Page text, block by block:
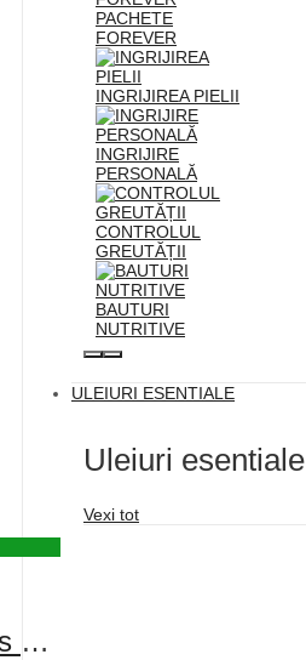
PACHETE
FOREVER
INGRIJIREA PIELII
INGRIJIRE
PERSONALĂ
CONTROLUL
GREUTĂȚII
BAUTURI
NUTRITIVE
ULEIURI ESENTIALE
Uleiuri esentiale
Vexi tot
Forever Essential Oils Combo Pack